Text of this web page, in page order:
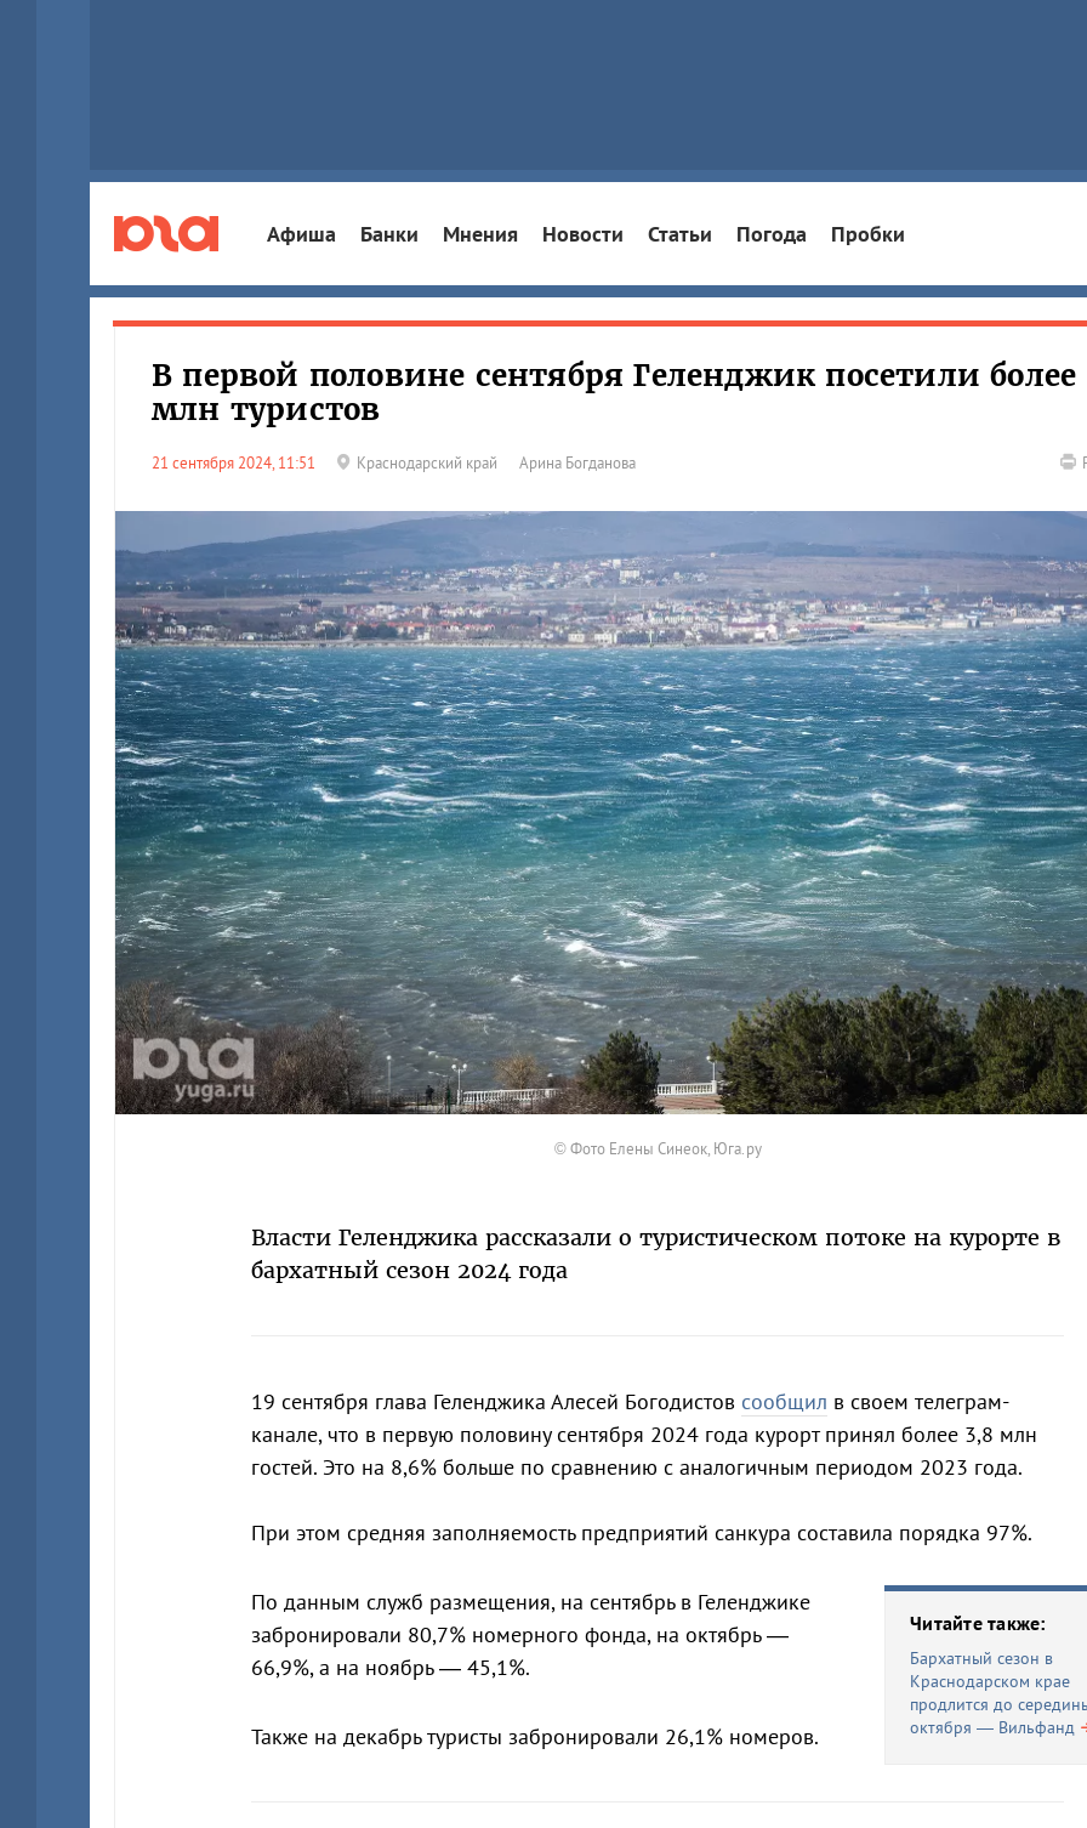
Афиша Банки Мнения Новости Статьи Погода Пробки
В первой половине сентября Геленджик посетили более
млн туристов
21 сентября 2024, 11:51 Краснодарский край Арина Богданова
© Фото Елены Синеок, Юга.ру
Власти Геленджика рассказали о туристическом потоке на курорте в
бархатный сезон 2024 года
19 сентября глава Геленджика Алесей Богодистов сообщил в своем телеграм-
канале, что в первую половину сентября 2024 года курорт принял более 3,8 млн
гостей. Это на 8,6% больше по сравнению с аналогичным периодом 2023 года.
При этом средняя заполняемость предприятий санкура составила порядка 97%.
Читайте также:
Бархатный сезон в
Краснодарском крае
продлится до
октября — Вильфанд
По данным служб размещения, на сентябрь в Геленджике
забронировали 80,7% номерного фонда, на октябрь —
66,9%, а на ноябрь — 45,1%.
Также на декабрь туристы забронировали 26,1% номеров.